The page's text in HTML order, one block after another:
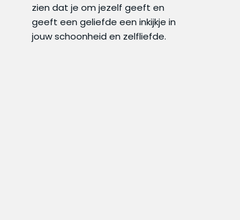
zien dat je om jezelf geeft en
geeft een geliefde een inkijkje in
jouw schoonheid en zelfliefde.